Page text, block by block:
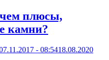
плюсы,
камни?
- 08:5418.08.2020